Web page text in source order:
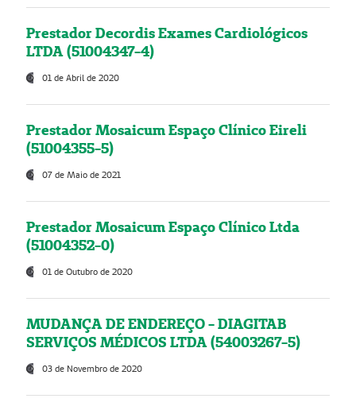
Prestador Decordis Exames Cardiológicos
LTDA (51004347-4)
01 de Abril de 2020
Prestador Mosaicum Espaço Clínico Eireli
(51004355-5)
07 de Maio de 2021
Prestador Mosaicum Espaço Clínico Ltda
(51004352-0)
01 de Outubro de 2020
MUDANÇA DE ENDEREÇO - DIAGITAB
SERVIÇOS MÉDICOS LTDA (54003267-5)
03 de Novembro de 2020